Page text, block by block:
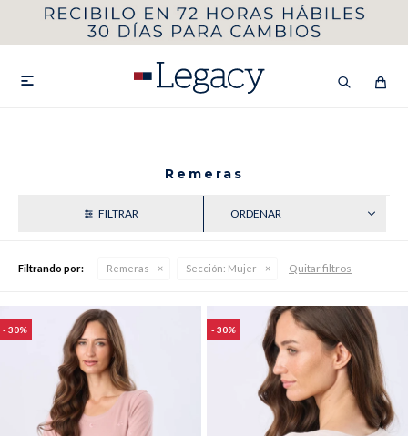

Remeras
Filtrando por: Remeras Sección: Mujer Quitar filtros
30 30
MI CUENTA
VER COLECCIÓN DE HOMBRE
Remeras